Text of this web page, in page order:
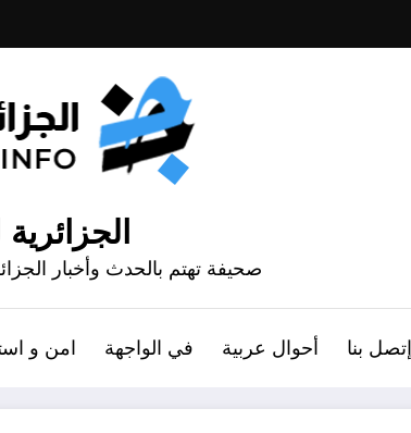
الجزائرية
صحيفة تهتم بالحدث وأخبار
إتصل بنا أحوال عربية في الواجهة امن و